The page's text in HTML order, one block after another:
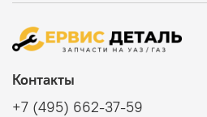
Контакты
+7 (495) 662-37-59